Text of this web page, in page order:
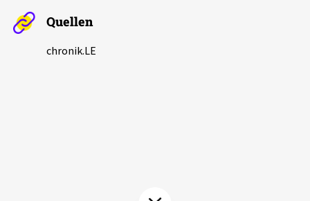
Podcasts
KontaktQuellen
chronik.LE